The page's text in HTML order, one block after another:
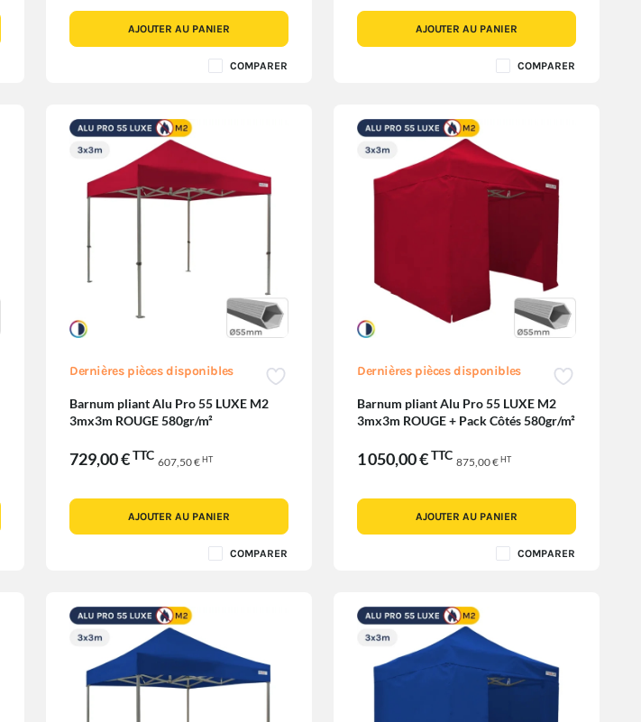
AJOUTER AU PANIER
COMPARER
AJOUTER AU PANIER
COMPARER
Dernières pièces disponibles
Barnum pliant Alu Pro 55 LUXE M2
3mx3m ROUGE 580gr/m²
729,00 €TTC
607,50 €HT
AJOUTER AU PANIER
COMPARER
Dernières pièces disponibles
Barnum pliant Alu Pro 55 LUXE M2
3mx3m ROUGE + Pack Côtés 580gr/m²
1 050,00 €TTC
875,00 €HT
AJOUTER AU PANIER
COMPARER